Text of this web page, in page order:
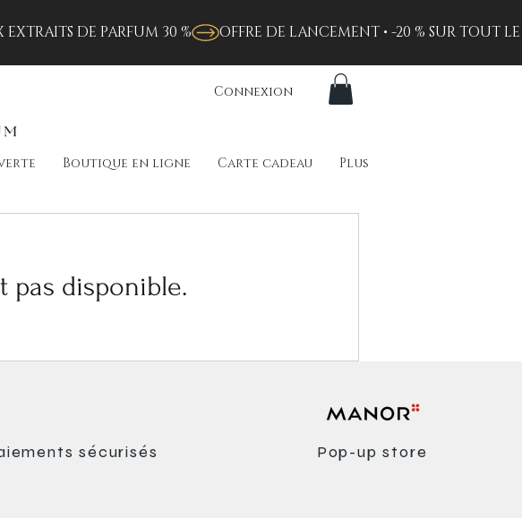
DE PARFUM 30 %
Connexion
Boutique en ligne Carte cadeau Plus
pas disponible.
sécurisés Pop-up store